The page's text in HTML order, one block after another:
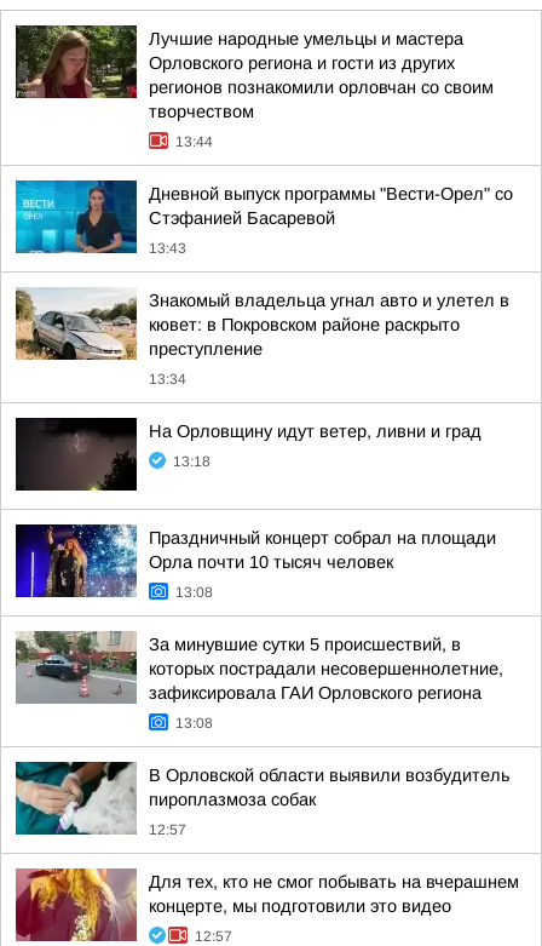
Лучшие народные умельцы и мастера
Орловского региона и гости из других
регионов познакомили орловчан со своим
творчеством
13:44
Дневной выпуск программы "Вести-Орел" со
Стэфанией Басаревой
13:43
Знакомый владельца угнал авто и улетел в
кювет: в Покровском районе раскрыто
преступление
13:34
На Орловщину идут ветер, ливни и град
13:18
Праздничный концерт собрал на площади
Орла почти 10 тысяч человек
13:08
За минувшие сутки 5 происшествий, в
которых пострадали несовершеннолетние,
зафиксировала ГАИ Орловского региона
13:08
В Орловской области выявили возбудитель
пироплазмоза собак
12:57
Для тех, кто не смог побывать на вчерашнем
концерте, мы подготовили это видео
12:57